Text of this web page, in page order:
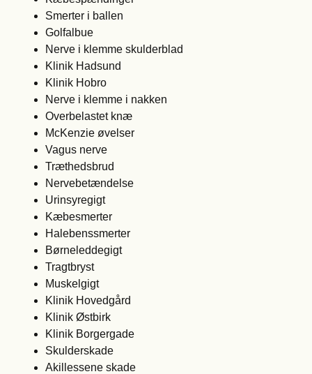
Smerter i ballen
Golfalbue
Nerve i klemme skulderblad
Klinik Hadsund
Klinik Hobro
Nerve i klemme i nakken
Overbelastet knæ
McKenzie øvelser
Vagus nerve
Træthedsbrud
Nervebetændelse
Urinsyregigt
Kæbesmerter
Halebenssmerter
Børneleddegigt
Tragtbryst
Muskelgigt
Klinik Hovedgård
Klinik Østbirk
Klinik Borgergade
Skulderskade
Akillessene skade